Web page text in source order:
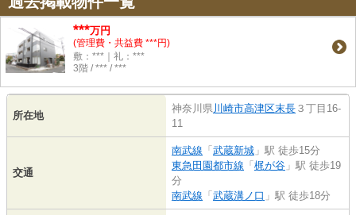
***万円
(管理費・共益費 ***円)
敷：***｜礼：***
3階 / *** / ***
所在地
神奈川県川崎市高津区末長 ３丁目16-
11
交通
南武線 「 武蔵新城 」駅 徒歩15分
東急田園都市線 「 梶が谷 」駅 徒歩19
分
南武線 「 武蔵溝ノ口 」駅 徒歩18分